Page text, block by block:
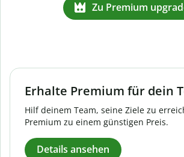
Zu Premium
Erhalte Premium für dein
Hilf deinem Team, seine Ziele zu
Premium zu einem günstigen Preis.
Details ansehen